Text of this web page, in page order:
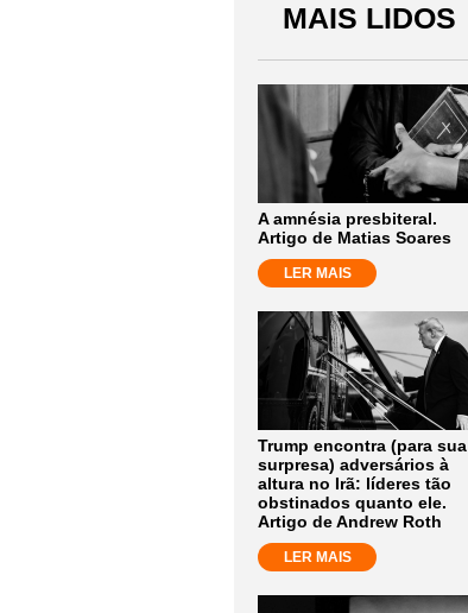
MAIS LIDOS
A amnésia presbiteral.
Artigo de Matias Soares
LER MAIS
Trump encontra (para sua
surpresa) adversários à
altura no Irã: líderes tão
obstinados quanto ele.
Artigo de Andrew Roth
LER MAIS